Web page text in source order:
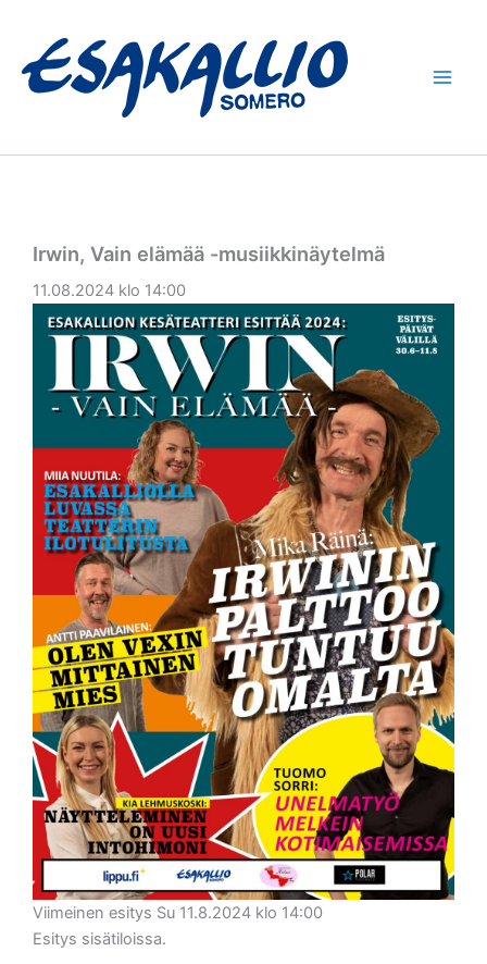
sisältöön
Irwin, Vain elämää -musiikkinäytelmä
11.08.2024 klo 14:00
Viimeinen esitys Su 11.8.2024 klo 14:00
Esitys sisätiloissa.